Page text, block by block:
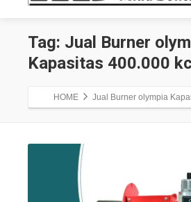
Tag: Jual Burner
Kapasitas 400.000
HOME Jual Burner olympia